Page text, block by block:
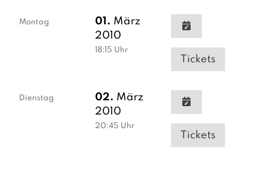
Montag 01. März
2010
18:15 Uhr
Tickets
Dienstag 02. März
2010
20:45 Uhr
Tickets